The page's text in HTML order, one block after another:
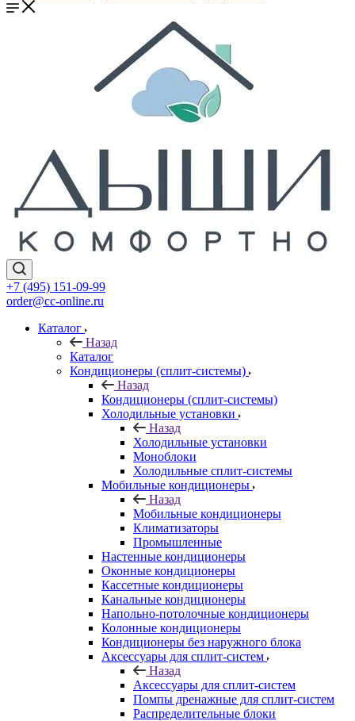
+7 (495) 151-09-99
order@cc-online.ru
Каталог
Назад
Каталог
Кондиционеры (сплит-системы)
Назад
Кондиционеры (сплит-системы)
Холодильные установки
Назад
Холодильные установки
Моноблоки
Холодильные сплит-системы
Мобильные кондиционеры
Назад
Мобильные кондиционеры
Климатизаторы
Промышленные
Настенные кондиционеры
Оконные кондиционеры
Кассетные кондиционеры
Канальные кондиционеры
Напольно-потолочные кондиционеры
Колонные кондиционеры
Кондиционеры без наружного блока
Аксессуары для сплит-систем
Назад
Аксессуары для сплит-систем
Помпы дренажные для сплит-систем
Распределительные блоки